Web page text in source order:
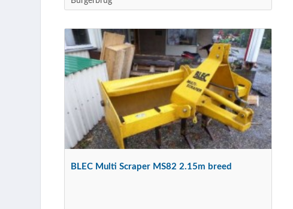
BLEC Multi Scraper MS82 2.15m breed